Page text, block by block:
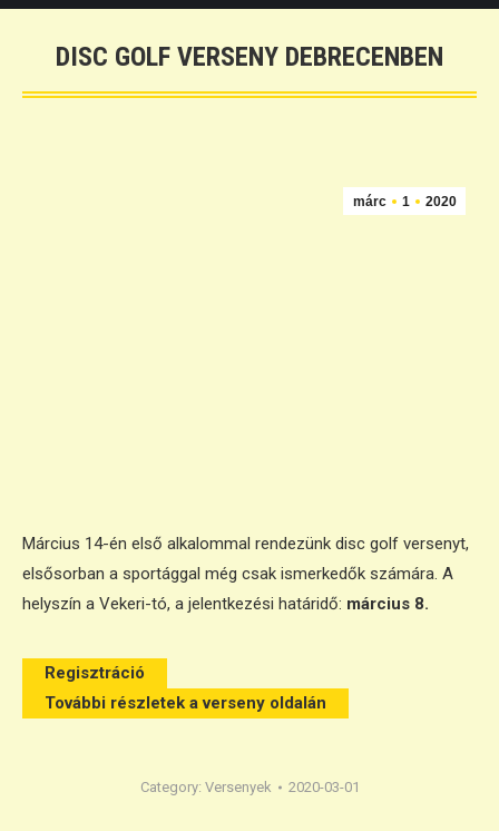
DISC GOLF VERSENY DEBRECENBEN
márc 1 2020
Március 14-én első alkalommal rendezünk disc golf versenyt,
elsősorban a sportággal még csak ismerkedők számára. A
helyszín a Vekeri-tó, a jelentkezési határidő: március 8.
Regisztráció
Regisztráció
részletek a verseny oldalán
További részletek a verseny oldalán
Category: Versenyek 2020-03-01